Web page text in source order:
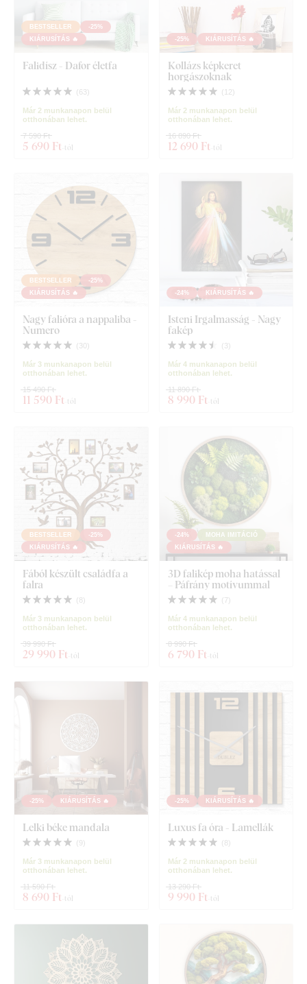
BESTSELLER
-25%
KIÁRUSÍTÁS 🔥
Falidísz - Dafor életfa
( 63)
Már 2 munkanapon belül
otthonában lehet.
5 690 Ft -tól
7 590 Ft
-25% KIÁRUSÍTÁS 🔥
Kollázs képkeret
horgászoknak
( 12)
Már 2 munkanapon belül
otthonában lehet.
12 690 Ft -tól
16 890 Ft
BESTSELLER
-25%
KIÁRUSÍTÁS 🔥
Nagy falióra a nappaliba -
Numero
( 30 )
Már 3 munkanapon belül
otthonában lehet.
11 590 Ft -tól
15 490 Ft
-24% KIÁRUSÍTÁS 🔥
Isteni Irgalmasság - Nagy
fakép
( 3 )
Már 4 munkanapon belül
otthonában lehet.
8 990 Ft -tól
11 890 Ft
BESTSELLER
-25%
KIÁRUSÍTÁS 🔥
Fából készült családfa a
falra
( 8 )
Már 3 munkanapon belül
otthonában lehet.
29 990 Ft -tól
39 990 Ft
-24%
MOHA IMITÁCIÓ
KIÁRUSÍTÁS 🔥
3D falikép moha hatással
– Páfrány motívummal
( 7)
Már 4 munkanapon belül
otthonában lehet.
6 790 Ft -tól
8 990 Ft
-25% KIÁRUSÍTÁS 🔥
Lelki béke mandala
( 9 )
Már 3 munkanapon belül
otthonában lehet.
8 690 Ft -tól
11 590 Ft
-25% KIÁRUSÍTÁS 🔥
Luxus fa óra - Lamellák
( 8 )
Már 2 munkanapon belül
otthonában lehet.
9 990 Ft -tól
13 290 Ft